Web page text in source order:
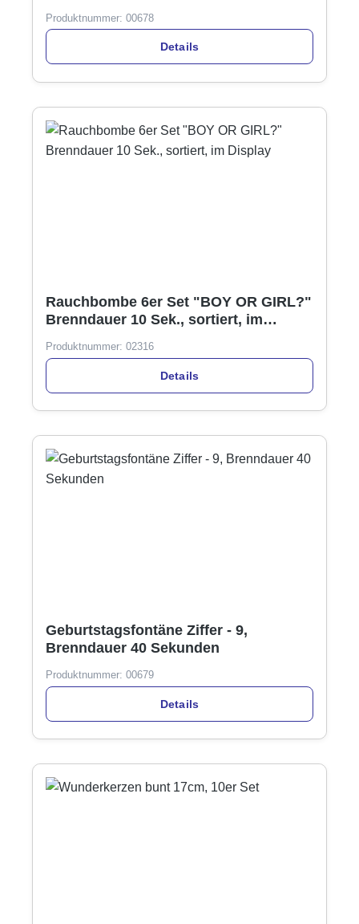
Produktnummer: 00678
Details
Rauchbombe 6er Set "BOY OR GIRL?"
Brenndauer 10 Sek., sortiert, im
Produktnummer: 02316
Details
Geburtstagsfontäne Ziffer - 9,
Brenndauer 40 Sekunden
Produktnummer: 00679
Details